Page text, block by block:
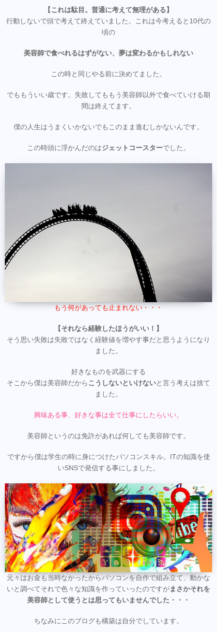
【これは駄目。普通に考えて無理がある】
行動しないで頭で考えて終えていました。これは今考えると10代の
頃の
美容師で食べれるはずがない、夢は変わるかもしれない
この時と同じやる前に決めてました。
でももういい歳です。失敗してももう美容師以外で食べていける期
間は終えてます。
僕の人生はうまくいかないでもこのまま進むしかないんです。
この時頭に浮かんだのはジェットコースターでした。
もう何があっても止まれない・・・
【それなら経験したほうがいい！】
そう思い失敗は失敗ではなく経験値を増やす事だと思うようになり
ました。
好きなものを武器にする
そこから僕は美容師だからこうしないといけないと言う考えは捨て
ました。
興味ある事、好きな事は全て仕事にしたらいい。
美容師というのは免許があれば何しても美容師です。
ですから僕は学生の時に身につけたパソコンスキル。ITの知識を使
いSNSで発信する事にしました。
元々はお金も当時なかったからパソコンを自作で組み立て、動かな
いと調べてそれで色々な知識を作っていったのですがまさかそれを
美容師として使うとは思ってもいませんでした・・・
ちなみにこのブログも構築は自分でしています。